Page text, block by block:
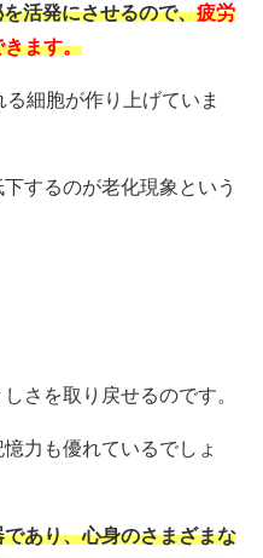
活発にさせるので、疲労
きます。
細胞が作り上げていま
するのが老化現象という
さを取り戻せるのです。
力も優れているでしょ
あり、心身のさまざまな